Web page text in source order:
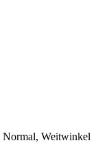
Normal, Weitwinkel